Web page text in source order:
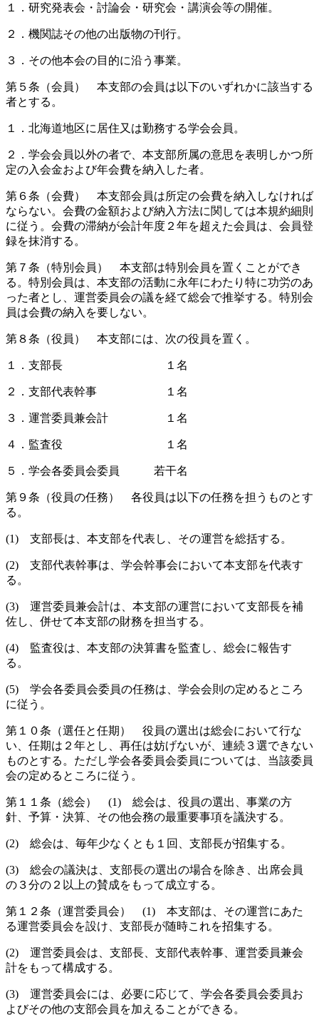
１．研究発表会・討論会・研究会・講演会等の開催。
２．機関誌その他の出版物の刊行。
３．その他本会の目的に沿う事業。
第５条（会員） 本支部の会員は以下のいずれかに該当する
者とする。
１．北海道地区に居住又は勤務する学会会員。
２．学会会員以外の者で、本支部所属の意思を表明しかつ所
定の入会金および年会費を納入した者。
第６条（会費） 本支部会員は所定の会費を納入しなければ
ならない。会費の金額および納入方法に関しては本規約細則
に従う。会費の滞納が会計年度２年を超えた会員は、会員登
録を抹消する。
第７条（特別会員） 本支部は特別会員を置くことができ
る。特別会員は、本支部の活動に永年にわたり特に功労のあ
った者とし、運営委員会の議を経て総会で推挙する。特別会
員は会費の納入を要しない。
第８条（役員） 本支部には、次の役員を置く。
１．支部長 １名
２．支部代表幹事 １名
３．運営委員兼会計 １名
４．監査役 １名
５．学会各委員会委員 若干名
第９条（役員の任務） 各役員は以下の任務を担うものとす
る。
(1) 支部長は、本支部を代表し、その運営を総括する。
(2) 支部代表幹事は、学会幹事会において本支部を代表す
る。
(3) 運営委員兼会計は、本支部の運営において支部長を補
佐し、併せて本支部の財務を担当する。
(4) 監査役は、本支部の決算書を監査し、総会に報告す
る。
(5) 学会各委員会委員の任務は、学会会則の定めるところ
に従う。
第１０条（選任と任期） 役員の選出は総会において行な
い、任期は２年とし、再任は妨げないが、連続３選できない
ものとする。ただし学会各委員会委員については、当該委員
会の定めるところに従う。
第１１条（総会） (1) 総会は、役員の選出、事業の方
針、予算・決算、その他会務の最重要事項を議決する。
(2) 総会は、毎年少なくとも１回、支部長が招集する。
(3) 総会の議決は、支部長の選出の場合を除き、出席会員
の３分の２以上の賛成をもって成立する。
第１２条（運営委員会） (1) 本支部は、その運営にあた
る運営委員会を設け、支部長が随時これを招集する。
(2) 運営委員会は、支部長、支部代表幹事、運営委員兼会
計をもって構成する。
(3) 運営委員会には、必要に応じて、学会各委員会委員お
よびその他の支部会員を加えることができる。